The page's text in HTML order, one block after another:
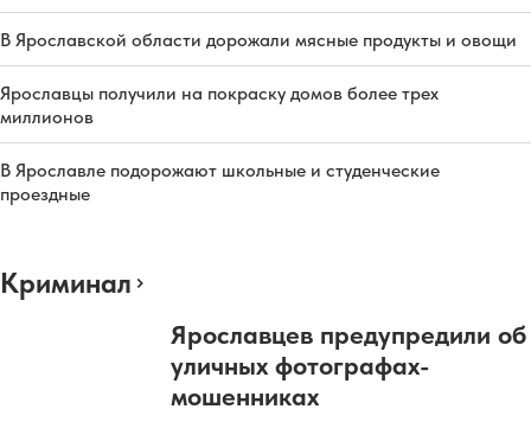
В Ярославской области дорожали мясные продукты и овощи
Ярославцы получили на покраску домов более трех
миллионов
В Ярославле подорожают школьные и студенческие
проездные
Криминал
Ярославцев предупредили об
уличных фотографах-
мошенниках